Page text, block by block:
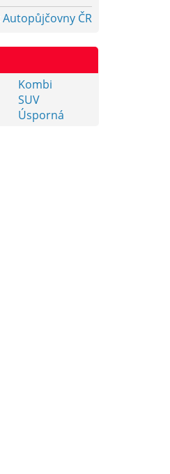
Autopůjčovny ČR
Kombi
SUV
Úsporná